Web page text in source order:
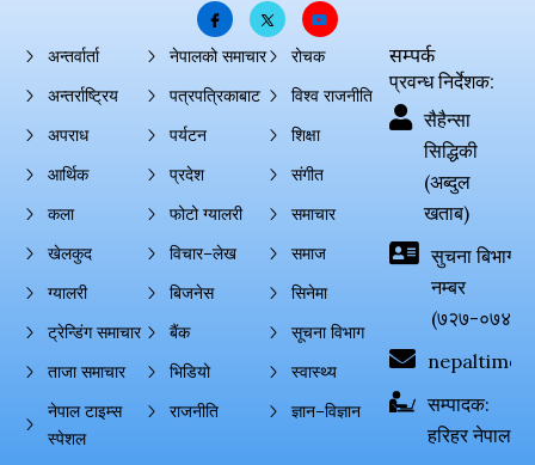
अन्तर्वार्ता
अन्तर्राष्ट्रिय
अपराध
आर्थिक
कला
खेलकुद
ग्यालरी
ट्रेन्डिंग समाचार
ताजा समाचार
नेपाल टाइम्स
स्पेशल
नेपालको समाचार
पत्रपत्रिकाबाट
पर्यटन
प्रदेश
फोटो ग्यालरी
विचार–लेख
बिजनेस
बैंक
भिडियो
राजनीति
रोचक
विश्व राजनीति
शिक्षा
संगीत
समाचार
समाज
सिनेमा
सूचना विभाग
स्वास्थ्य
ज्ञान–विज्ञान
सम्पर्क
प्रवन्ध निर्देशक:
सैहैन्सा
सिद्धिकी
(अब्दुल
खताब)
सुचना बिभाग
नम्बर
(७२७-०७४-
सम्पादक:
हरिहर नेपाल